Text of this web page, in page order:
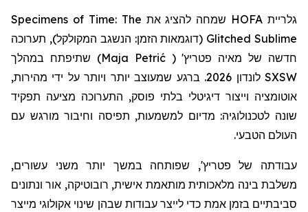
גלריית HOFA שמחה להציג את Specimens of Time: The
Glitched Sublime (דוגמאות הזמן: הנשגב המקולקל), תערוכה
חדשה של מאיה פטריץ'
(
Maja Petrić
) שתיפתח במהלך
SXSW
לונדון 2026. ברגע שמעוצב יותר ויותר על ידי מהירות,
אוטומציה וייצור דיגיטלי בלתי פוסק, התערוכה מציעה תפקיד
שונה לטכנולוגיה: מדיום למשמעות, תפיסה וחיבור מורגש עם
העולם הטבעי.
עבודתה של פטריץ', שפותחה במשך יותר משני עשורים,
משלבת בינה מלאכותית מותאמת אישית, רובוטיקה, אור ונתונים
סביבתיים בזמן אמת כדי לייצר עבודות שבהן שינוי אקולוגי מייצר